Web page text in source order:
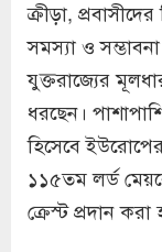
ক্রীড়া,
সমস্যা ও সম্ভাবনা
যুক্তরাজ্যের
ধরছেন।
হিসেবে ইউরোপের
১১৫তম লর্ড
ক্রেস্ট প্রদান করা